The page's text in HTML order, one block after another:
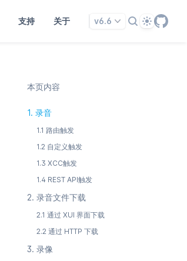
支持 关于 v6.6 Theme
本页内容
1. 录音
1.1 路由触发
1.2 自定义触发
1.3 XCC触发
1.4 REST API触发
2. 录音文件下载
2.1 通过 XUI 界面下载
2.2 通过 HTTP 下载
3. 录像